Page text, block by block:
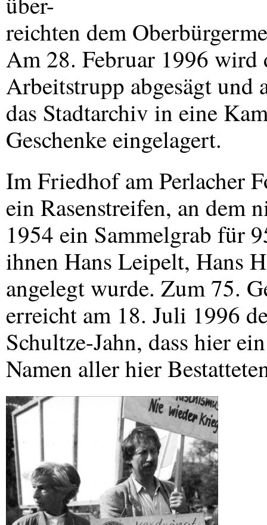
reichten dem
Am 28. Februar 1996 wird
Arbeitstrupp abgesägt und
das Stadtarchiv in eine
Geschenke eingelagert.
Im Friedhof am Perlacher
ein Rasenstreifen, an dem
1954 ein Sammelgrab für
ihnen Hans Leipelt, Hans
angelegt wurde. Zum 75.
erreicht am 18. Juli 1996
Schultze-Jahn, dass hier
Namen aller hier